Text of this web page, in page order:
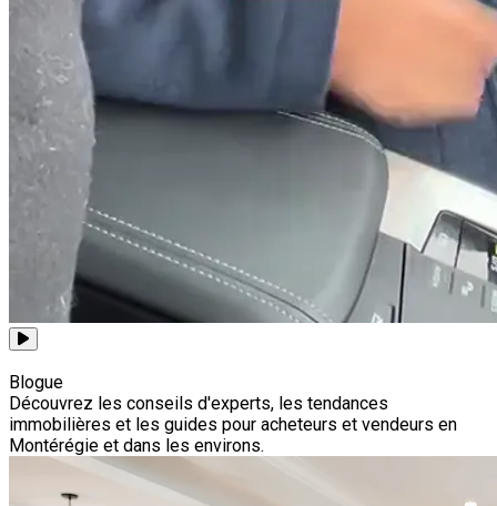
Blogue
Découvrez les conseils d'experts, les tendances
immobilières et les guides pour acheteurs et vendeurs en
Montérégie et dans les environs.